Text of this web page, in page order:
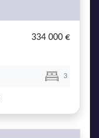
334 000 €
3